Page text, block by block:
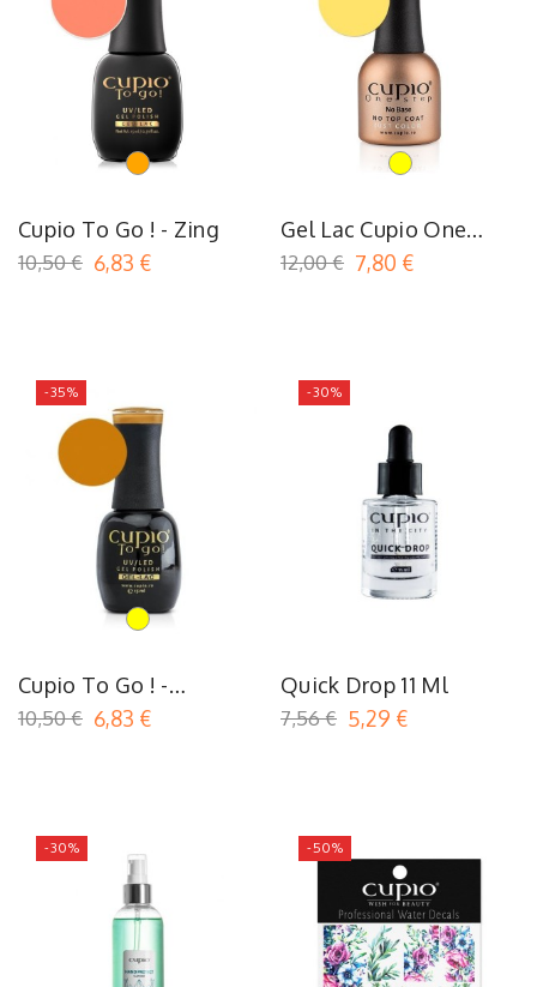
Cupio To Go ! - Zing
10,50 € 6,83 €
Orange
Gel Lac Cupio One
Step Easy Off - Lemon
12,00 € 7,80 €
Jaune
-35%
Cupio To Go ! -
Mustard
10,50 € 6,83 €
Jaune
-30%
Quick Drop 11 Ml
7,56 € 5,29 €
-30% -50%